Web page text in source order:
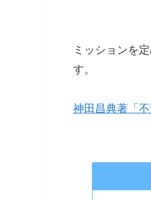
ミッションを
す。
神田昌典著「